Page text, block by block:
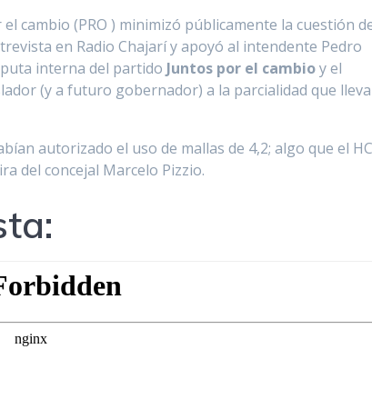
cambio (PRO ) minimizó públicamente la cuestión
en Radio Chajarí y apoyó al intendente Pedro
interna del partido Juntos por el cambioy el
(y a futuro gobernador) a la parcialidad que
autorizado el uso de mallas de 4,2; algo que el
del concejal Marcelo Pizzio.